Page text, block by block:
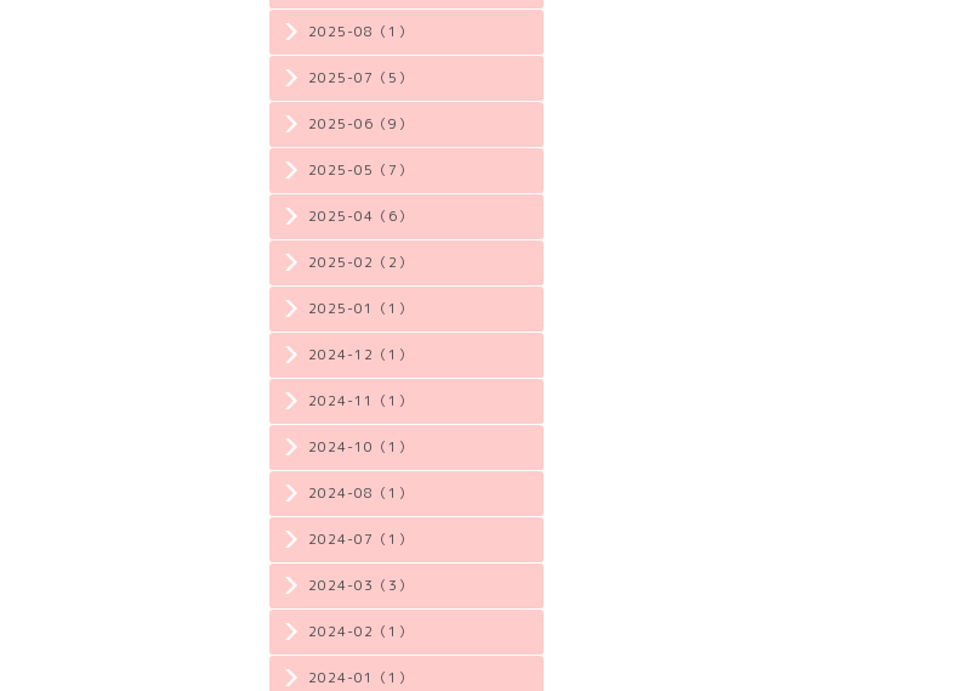
2025-08（1）
2025-07（5）
2025-06（9）
2025-05（7）
2025-04（6）
2025-02（2）
2025-01（1）
2024-12（1）
2024-11（1）
2024-10（1）
2024-08（1）
2024-07（1）
2024-03（3）
2024-02（1）
2024-01（1）